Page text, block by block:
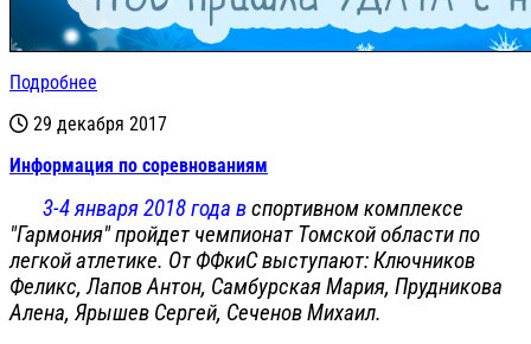
Подробнее
29 декабря 2017
Информация по соревнованиям
3-4 января 2018 года вспортивном комплексе
"Гармония" пройдет чемпионат Томской области по
легкой атлетике. От ФФкиС выступают: Ключников
Феликс, Лапов Антон, Самбурская Мария, Прудникова
Алена, Ярышев Сергей, Сеченов Михаил.